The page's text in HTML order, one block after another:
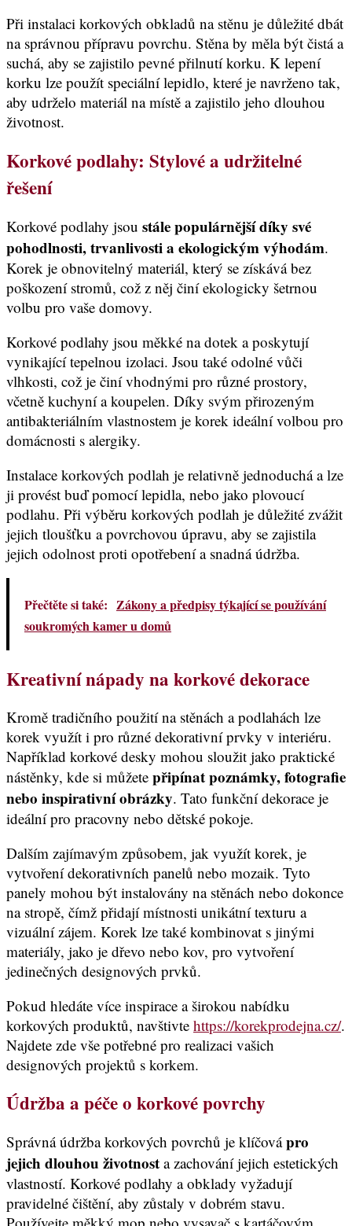
Při instalaci korkových obkladů na stěnu je důležité dbát
na správnou přípravu povrchu. Stěna by měla být čistá a
suchá, aby se zajistilo pevné přilnutí korku. K lepení
korku lze použít speciální lepidlo, které je navrženo tak,
aby udrželo materiál na místě a zajistilo jeho dlouhou
životnost.
Korkové podlahy: Stylové a udržitelné
řešení
Korkové podlahy jsou stále populárnější díky své
pohodlnosti, trvanlivosti a ekologickým výhodám.
Korek je obnovitelný materiál, který se získává bez
poškození stromů, což z něj činí ekologicky šetrnou
volbu pro vaše domovy.
Korkové podlahy jsou měkké na dotek a poskytují
vynikající tepelnou izolaci. Jsou také odolné vůči
vlhkosti, což je činí vhodnými pro různé prostory,
včetně kuchyní a koupelen. Díky svým přirozeným
antibakteriálním vlastnostem je korek ideální volbou pro
domácnosti s alergiky.
Instalace korkových podlah je relativně jednoduchá a lze
ji provést buď pomocí lepidla, nebo jako plovoucí
podlahu. Při výběru korkových podlah je důležité zvážit
jejich tloušťku a povrchovou úpravu, aby se zajistila
jejich odolnost proti opotřebení a snadná údržba.
Přečtěte si také: Zákony a předpisy týkající se používání
soukromých kamer u domů
Kreativní nápady na korkové dekorace
Kromě tradičního použití na stěnách a podlahách lze
korek využít i pro různé dekorativní prvky v interiéru.
Například korkové desky mohou sloužit jako praktické
nástěnky, kde si můžete připínat poznámky, fotografie
nebo inspirativní obrázky. Tato funkční dekorace je
ideální pro pracovny nebo dětské pokoje.
Dalším zajímavým způsobem, jak využít korek, je
vytvoření dekorativních panelů nebo mozaik. Tyto
panely mohou být instalovány na stěnách nebo dokonce
na stropě, čímž přidají místnosti unikátní texturu a
vizuální zájem. Korek lze také kombinovat s jinými
materiály, jako je dřevo nebo kov, pro vytvoření
jedinečných designových prvků.
Pokud hledáte více inspirace a širokou nabídku
korkových produktů, navštivte https://korekprodejna.cz/.
Najdete zde vše potřebné pro realizaci vašich
designových projektů s korkem.
Údržba a péče o korkové povrchy
Správná údržba korkových povrchů je klíčovápro
jejich dlouhou životnost a zachování jejich estetických
vlastností. Korkové podlahy a obklady vyžadují
pravidelné čištění, aby zůstaly v dobrém stavu.